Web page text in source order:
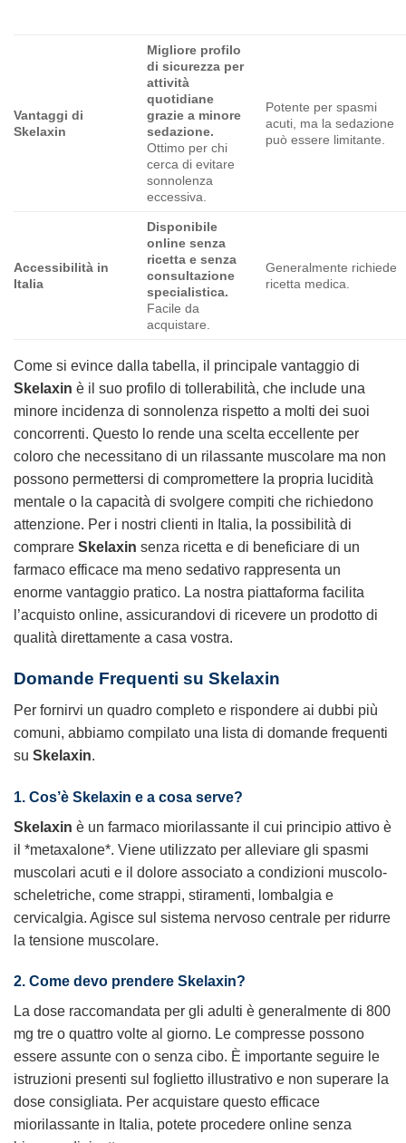
Vantaggi di
Skelaxin
Migliore profilo
di sicurezza per
attività
quotidiane
grazie a minore
sedazione.
Ottimo per chi
cerca di evitare
sonnolenza
eccessiva.
Potente per spasmi
acuti, ma la sedazione
può essere limitante.
Accessibilità in
Italia
Disponibile
online senza
ricetta e senza
consultazione
specialistica.
Facile da
acquistare.
Generalmente richiede
ricetta medica.
Come si evince dalla tabella, il principale vantaggio di
Skelaxin è il suo profilo di tollerabilità, che include una
minore incidenza di sonnolenza rispetto a molti dei suoi
concorrenti. Questo lo rende una scelta eccellente per
coloro che necessitano di un rilassante muscolare ma non
possono permettersi di compromettere la propria lucidità
mentale o la capacità di svolgere compiti che richiedono
attenzione. Per i nostri clienti in Italia, la possibilità di
comprare Skelaxin senza ricetta e di beneficiare di un
farmaco efficace ma meno sedativo rappresenta un
enorme vantaggio pratico. La nostra piattaforma facilita
l’acquisto online, assicurandovi di ricevere un prodotto di
qualità direttamente a casa vostra.
Domande Frequenti su Skelaxin
Per fornirvi un quadro completo e rispondere ai dubbi più
comuni, abbiamo compilato una lista di domande frequenti
su Skelaxin.
1. Cos’è Skelaxin e a cosa serve?
Skelaxin è un farmaco miorilassante il cui principio attivo è
il *metaxalone*. Viene utilizzato per alleviare gli spasmi
muscolari acuti e il dolore associato a condizioni muscolo-
scheletriche, come strappi, stiramenti, lombalgia e
cervicalgia. Agisce sul sistema nervoso centrale per ridurre
la tensione muscolare.
2. Come devo prendere Skelaxin?
La dose raccomandata per gli adulti è generalmente di 800
mg tre o quattro volte al giorno. Le compresse possono
essere assunte con o senza cibo. È importante seguire le
istruzioni presenti sul foglietto illustrativo e non superare la
dose consigliata. Per acquistare questo efficace
miorilassante in Italia, potete procedere online senza